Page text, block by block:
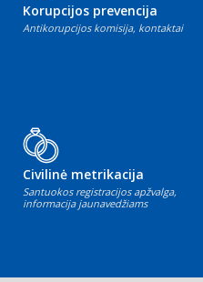
Korupcijos prevencija
Antikorupcijos komisija, kontaktai
Civilinė metrikacija
Santuokos registracijos apžvalga,
informacija jaunavedžiams